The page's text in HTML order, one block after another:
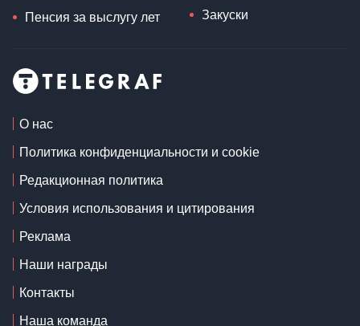
Пенсия за выслугу лет Закуски
О нас
Политика конфиденциальности и cookie
Редакционная политика
Условия использования и цитирования
Реклама
Наши награды
Контакты
Наша команда